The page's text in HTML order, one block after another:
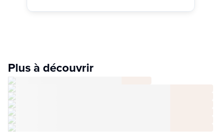
Plus à découvrir